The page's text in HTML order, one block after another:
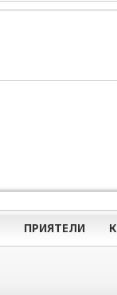
ПРИЯТЕЛИ